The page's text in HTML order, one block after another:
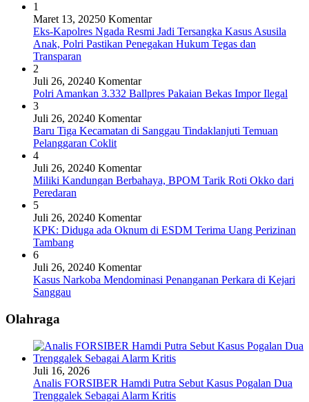
1
Maret 13, 20250 Komentar
Eks-Kapolres Ngada Resmi Jadi Tersangka Kasus Asusila
Anak, Polri Pastikan Penegakan Hukum Tegas dan
Transparan
2
Juli 26, 20240 Komentar
Polri Amankan 3.332 Ballpres Pakaian Bekas Impor Ilegal
3
Juli 26, 20240 Komentar
Baru Tiga Kecamatan di Sanggau Tindaklanjuti Temuan
Pelanggaran Coklit
4
Juli 26, 20240 Komentar
Miliki Kandungan Berbahaya, BPOM Tarik Roti Okko dari
Peredaran
5
Juli 26, 20240 Komentar
KPK: Diduga ada Oknum di ESDM Terima Uang Perizinan
Tambang
6
Juli 26, 20240 Komentar
Kasus Narkoba Mendominasi Penanganan Perkara di Kejari
Sanggau
Olahraga
Juli 16, 2026
Analis FORSIBER Hamdi Putra Sebut Kasus Pogalan Dua
Trenggalek Sebagai Alarm Kritis